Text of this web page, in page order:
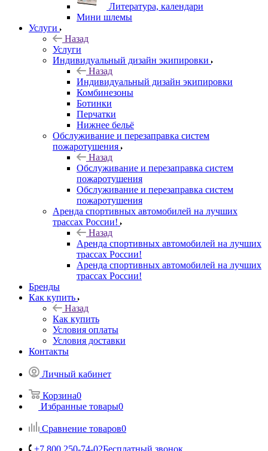
Литература, календари
Мини шлемы
Услуги
Назад
Услуги
Индивидуальный дизайн экипировки
Назад
Индивидуальный дизайн экипировки
Комбинезоны
Ботинки
Перчатки
Нижнее бельё
Обслуживание и перезаправка систем
пожаротушения
Назад
Обслуживание и перезаправка систем
пожаротушения
Обслуживание и перезаправка систем
пожаротушения
Аренда спортивных автомобилей на лучших
трассах России!
Назад
Аренда спортивных автомобилей на лучших
трассах России!
Аренда спортивных автомобилей на лучших
трассах России!
Бренды
Как купить
Назад
Как купить
Условия оплаты
Условия доставки
Контакты
Личный кабинет
Корзина0
Избранные товары0
Сравнение товаров0
+7 800 250-74-02Бесплатный звонок